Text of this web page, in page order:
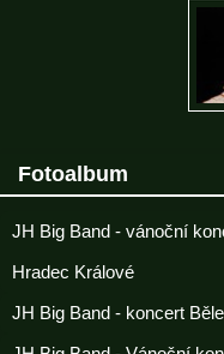
Fotoalbum
JH Big Band - vánoční
Hradec Králové
JH Big Band - koncert